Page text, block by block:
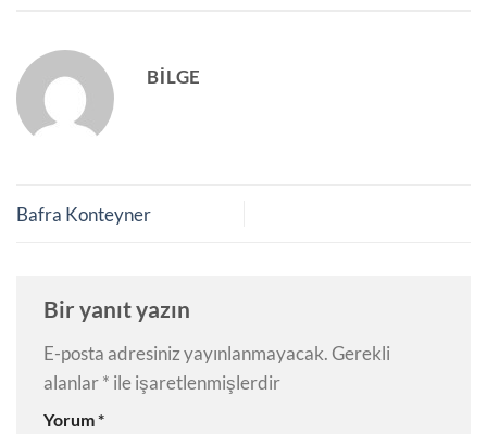
BILGE
Bafra Konteyner
Bir yanıt yazın
E-posta adresiniz yayınlanmayacak.Gerekli
alanlar* ile işaretlenmişlerdir
Yorum*